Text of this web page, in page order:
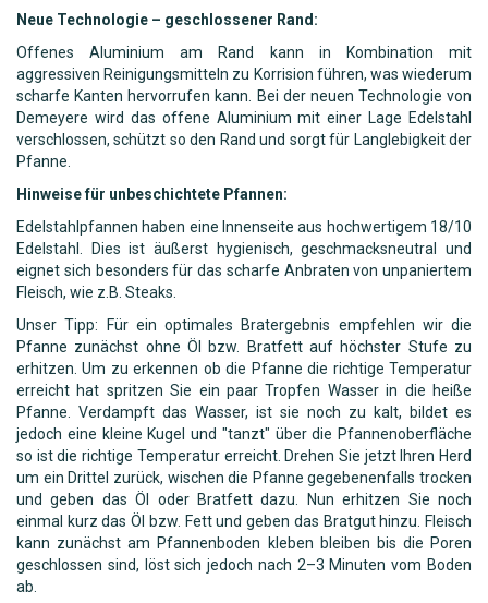
Neue Technologie – geschlossener Rand:
Offenes Aluminium am Rand kann in Kombination mit
aggressiven Reinigungsmitteln zu Korrision führen, was wiederum
scharfe Kanten hervorrufen kann. Bei der neuen Technologie von
Demeyere wird das offene Aluminium mit einer Lage Edelstahl
verschlossen, schützt so den Rand und sorgt für Langlebigkeit der
Pfanne.
Hinweise für unbeschichtete Pfannen:
Edelstahlpfannen haben eine Innenseite aus hochwertigem 18/10
Edelstahl. Dies ist äußerst hygienisch, geschmacksneutral und
eignet sich besonders für das scharfe Anbraten von unpaniertem
Fleisch, wie z.B. Steaks.
Unser Tipp: Für ein optimales Bratergebnis empfehlen wir die
Pfanne zunächst ohne Öl bzw. Bratfett auf höchster Stufe zu
erhitzen. Um zu erkennen ob die Pfanne die richtige Temperatur
erreicht hat spritzen Sie ein paar Tropfen Wasser in die heiße
Pfanne. Verdampft das Wasser, ist sie noch zu kalt, bildet es
jedoch eine kleine Kugel und "tanzt" über die Pfannenoberfläche
so ist die richtige Temperatur erreicht. Drehen Sie jetzt Ihren Herd
um ein Drittel zurück, wischen die Pfanne gegebenenfalls trocken
und geben das Öl oder Bratfett dazu. Nun erhitzen Sie noch
einmal kurz das Öl bzw. Fett und geben das Bratgut hinzu. Fleisch
kann zunächst am Pfannenboden kleben bleiben bis die Poren
geschlossen sind, löst sich jedoch nach 2–3 Minuten vom Boden
ab.